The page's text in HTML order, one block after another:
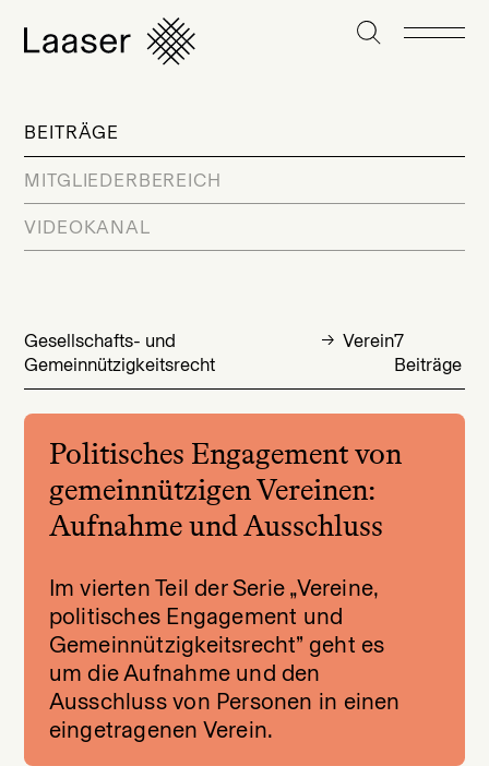
BEITRÄGE
MITGLIEDERBEREICH
VIDEOKANAL
Gesellschafts- und
Gemeinnützigkeitsrecht
Verein7
Beiträge
Politisches Engagement von
gemeinnützigen Vereinen:
Aufnahme und Ausschluss
Im vierten Teil der Serie „Vereine,
politisches Engagement und
Gemeinnützigkeitsrecht” geht es
um die Aufnahme und den
Ausschluss von Personen in einen
eingetragenen Verein.